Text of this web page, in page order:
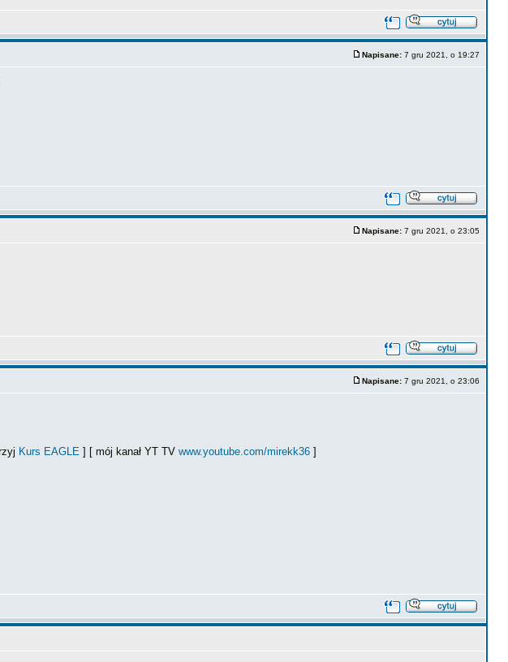
Napisane: 7 gru 2021, o 19:27
Napisane: 7 gru 2021, o 23:05
Napisane: 7 gru 2021, o 23:06
Kurs EAGLE ] [ mój kanał YT TV www.youtube.com/mirekk36 ]